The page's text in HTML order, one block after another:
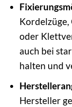
Kordelzüge,
oder
auch bei
halten und
Hersteller